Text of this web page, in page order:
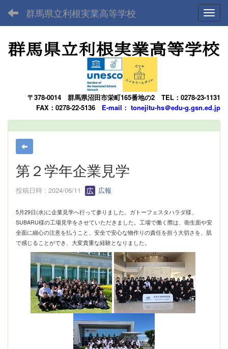
群馬県立利根実業高等学校
〒378-0014 群馬県沼田市栄町165番地の2 TEL：0278-23-1131
FAX：0278-22-5136 E-mail： tonejitu-hs＠edu-g.gsn.ed.jp
第２学年企業見学
投稿日時 : 2024/06/11 広報
5月29日(水)に企業見学へ行って参りました。ガトーフェスタハラダ様、
SUBARU様の工場見学をさせていただきました。工場で働く際は、衛生面や安
全面に細心の注意を払うこと、安全で安心な物作りの責任を担う大切さを、肌
で感じることができ、大変貴重な経験となりました。